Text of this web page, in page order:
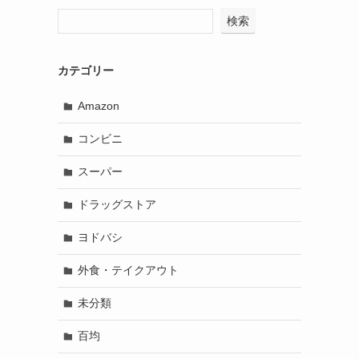
検索
カテゴリー
Amazon
コンビニ
スーパー
ドラッグストア
ヨドバシ
外食・テイクアウト
未分類
百均